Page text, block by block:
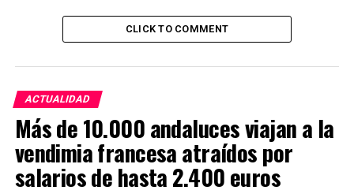
CLICK TO COMMENT
ACTUALIDAD
Más de 10.000 andaluces viajan a la
vendimia francesa atraídos por
salarios de hasta 2.400 euros